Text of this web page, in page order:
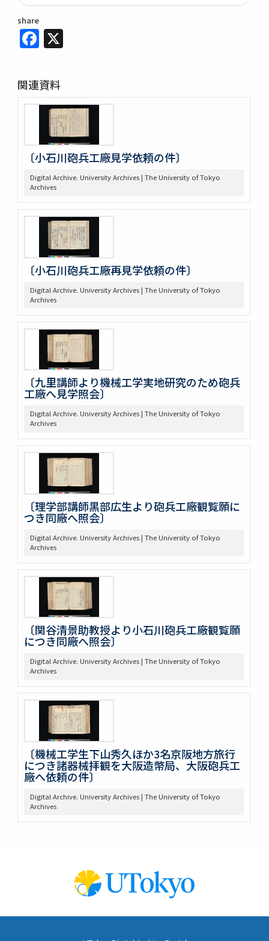
share
Facebook
関連資料
〔小石川砲兵工廠見学依頼の件〕
Digital Archive. University Archives | The University of Tokyo
Archives
〔小石川砲兵工廠再見学依頼の件〕
Digital Archive. University Archives | The University of Tokyo
Archives
〔九里講師より機械工学実地研究のため砲兵
工廠へ見学照会〕
Digital Archive. University Archives | The University of Tokyo
Archives
〔理学部講師黒部広生より砲兵工廠観覧願に
つき同廠へ照会〕
Digital Archive. University Archives | The University of Tokyo
Archives
〔関谷清景助教授より小石川砲兵工廠観覧願
につき同廠へ照会〕
Digital Archive. University Archives | The University of Tokyo
Archives
〔機械工学生下山秀久ほか3名京阪地方旅行
につき諸器械拝観を大阪造幣局、大阪砲兵工
廠へ依頼の件〕
Digital Archive. University Archives | The University of Tokyo
Archives